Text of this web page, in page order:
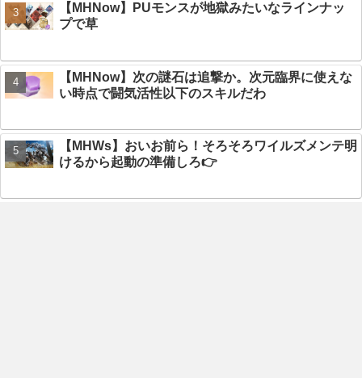
【MHNow】PUモンスが地獄みたいなラインナッ
プで草
【MHNow】次の謎石は追撃か。次元臨界に使えな
い時点で闘気活性以下のスキルだわ
【MHWs】おいお前ら！そろそろワイルズメンテ明
けるから起動の準備しろ👉